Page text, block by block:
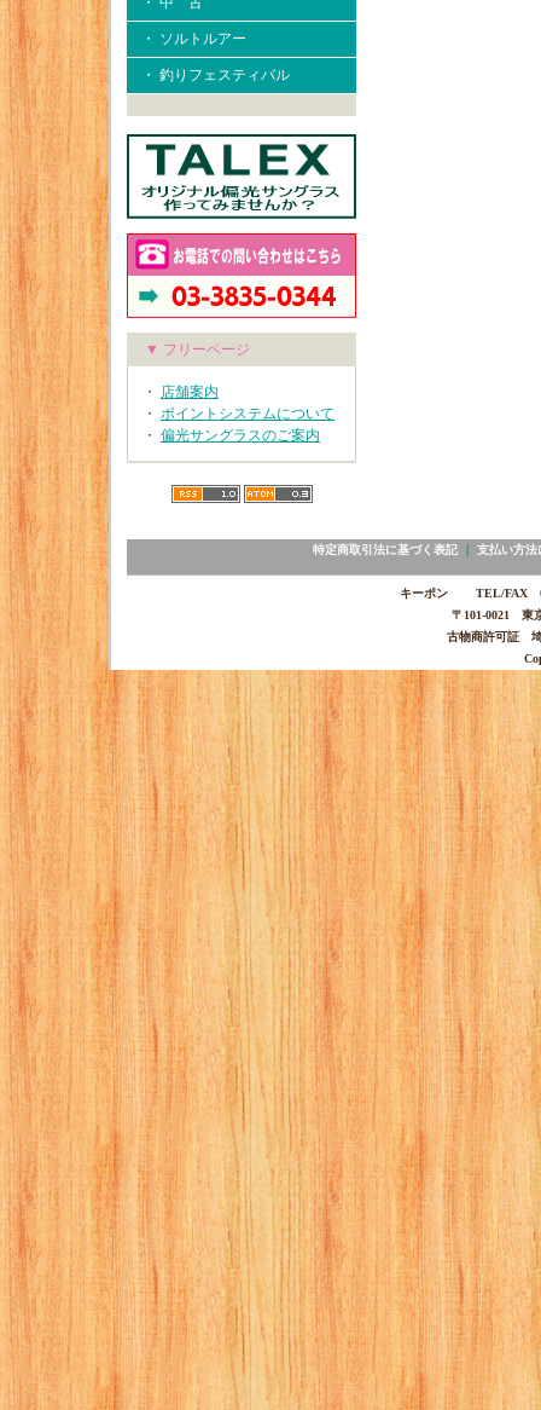
・ ソルトルアー
・ 釣りフェスティバル
▼ フリーページ
・ 店舗案内
・ ポイントシステムについて
・ 偏光サングラスのご案内
特定商取引法に基づく表記｜ 支払い方法
キーポン TEL/FAX
〒101-0021 東
古物商許可証